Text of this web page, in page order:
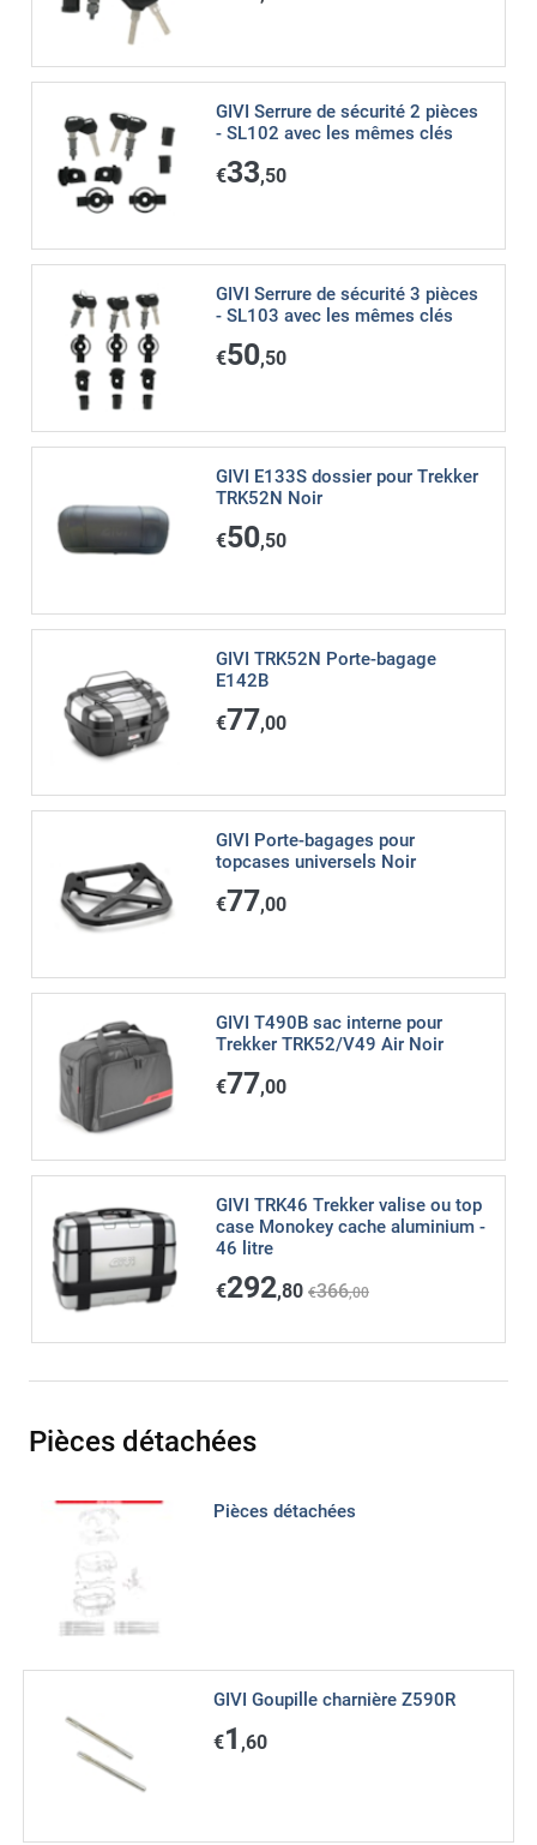
GIVI Serrure de sécurité 2 pièces
- SL102 avec les mêmes clés
€33,50
GIVI Serrure de sécurité 3 pièces
- SL103 avec les mêmes clés
€50,50
GIVI E133S dossier pour Trekker
TRK52N Noir
€50,50
GIVI TRK52N Porte-bagage
E142B
€77,00
GIVI Porte-bagages pour
topcases universels Noir
€77,00
GIVI T490B sac interne pour
Trekker TRK52/V49 Air Noir
€77,00
GIVI TRK46 Trekker valise ou top
case Monokey cache aluminium -
46 litre
€292,80 €366,00
Pièces détachées
Pièces détachées
GIVI Goupille charnière Z590R
€1 ,60